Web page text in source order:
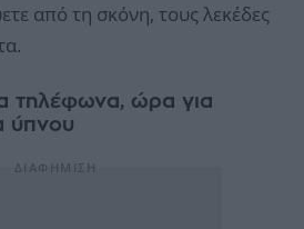
από τη σκόνη, τους λεκέδες
τηλέφωνα, ώρα για
ύπνου